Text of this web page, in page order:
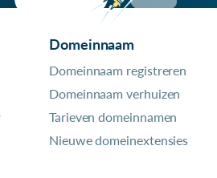
Domeinnaam
Domeinnaam registreren
Domeinnaam verhuizen
Tarieven domeinnamen
Nieuwe domeinextensies